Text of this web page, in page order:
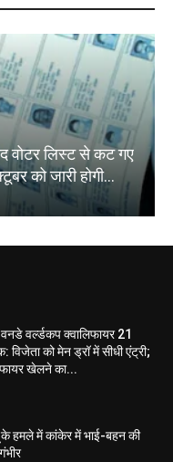
वोटर ल‍िस्‍ट से कट गए
को जारी होगी...
वर्ल्डकप क्वालिफायर 21
विजेता को मेन ड्रॉ में सीधी एंट्री;
खेलने का...
हमले में कांकेर में भाई-बहन की